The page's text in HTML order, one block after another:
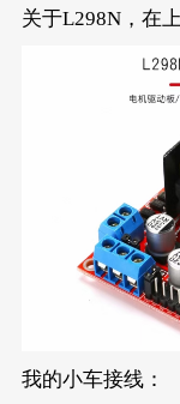
关于L298N，在
我的小车接线：